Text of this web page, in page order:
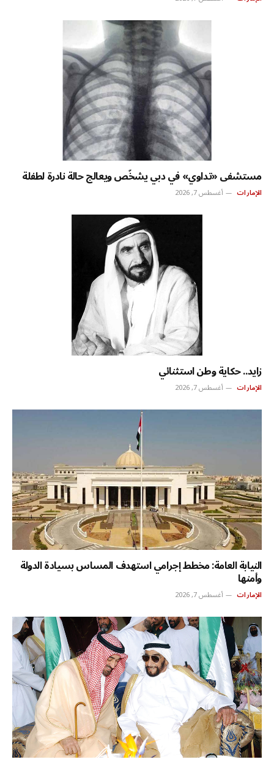
مستشفى «تداوي» في دبي يشخّص ويعالج حالة نادرة لطفلة
الإمارات أغسطس 7, 2026
زايد.. حكاية وطن استثنائي
الإمارات أغسطس 7, 2026
النيابة العامة: مخطط إجرامي استهدف المساس بسيادة الدولة
وأمنها
الإمارات أغسطس 7, 2026